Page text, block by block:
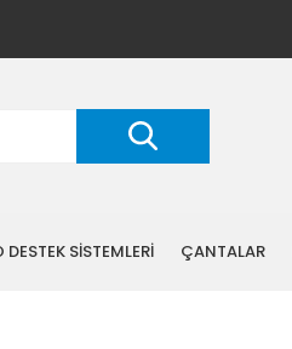
DESTEK SİSTEMLERİ ÇANTALAR